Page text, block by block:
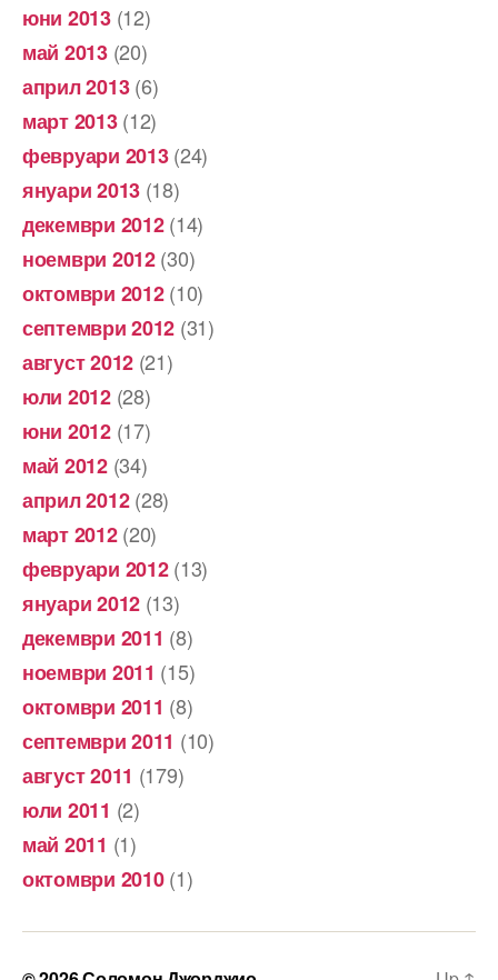
юни 2013(12)
май 2013(20)
април 2013(6)
март 2013(12)
февруари 2013(24)
януари 2013 (18)
декември 2012(14)
ноември 2012(30)
октомври 2012(10)
септември 2012 (31)
август 2012 (21)
юли 2012(28)
юни 2012(17)
май 2012(34)
април 2012(28)
март 2012(20)
февруари 2012(13)
януари 2012 (13)
декември 2011 (8)
ноември 2011 (15)
октомври 2011 (8)
септември 2011 (10)
август 2011 (179)
юли 2011 (2)
май 2011 (1)
октомври 2010(1)